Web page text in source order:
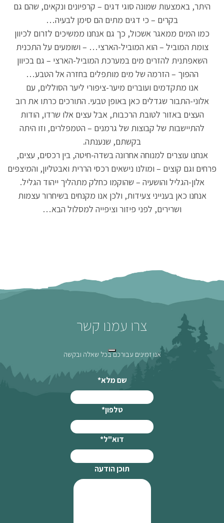
היתר, באמצעות שמונה סוגי דגים – קרפיונים ונקאים, שהם גם
בקרים – כי דגים מתים הם סימן לבעיה…
כמו המים ממאגר אשכול, כך גם אנחנו ממשיכים לזרום לכיוון
צומת המוביל – הוא המוביל-הארצי… – ושומעים על התכנית
השאפתנית להזרים מים במערכת המוביל-הארצי – גם בכיוון
ההפוך – הזרמה של מים מותפלים בחזרה אל הטבע…
אנו מתקדמים ועוברים מיער-ציפורי ליער הסוללים, עם
אלוני-התבור שגדלים כאן באופן טבעי. התורכים כרתו את רוב
העצים באזור לטובת הרכבות, אבל עצים אלו שרדו, הודות
להתיישבות של קבוצות של גרמנים – הטמפלרים, וזו היתה
בקשתם, שנענתה.
אנחנו עוצרים למנוחה אחרונה בשדה-חיטה, בין רכסים, עצים,
פרחים וגם קוצים – ומולנו נישאים רכסי הררית ואבטליון, והמיצפים
אלון-הגליל והושעיה – שהוקמו כחלק מתהליך ייהוד הגליל.
אנחנו כאן בענייני צעידות, ולכן אנו מקנחים בשיחרור עצמות
ושרירים, לפני פיזור וציפייה למסלול הבא…
צרו עמנו קשר
אנו זמינים עבורכם בכל שאלה ובקשה
שם מלא*
טלפון*
דוא"ל*
תוכן הודעה